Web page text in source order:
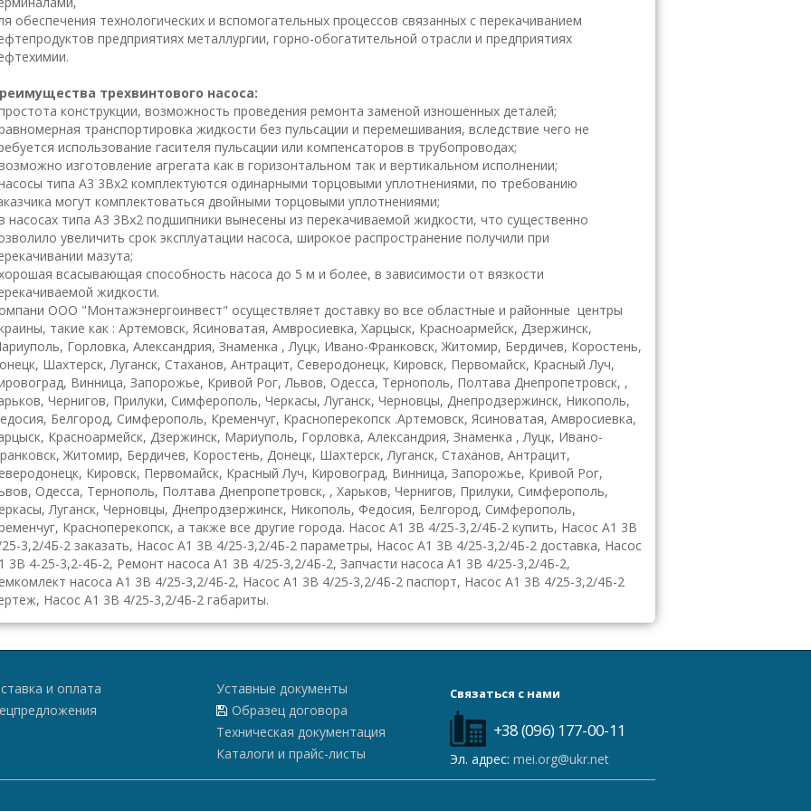
обеспечения технологических и вспомогательных процессов связанных с перекачиванием
предприятиях металлургии, горно-обогатительной отрасли и предприятиях
трехвинтового насоса:
конструкции, возможность проведения ремонта заменой изношенных деталей;
транспортировка жидкости без пульсации и перемешивания, вследствие чего не
использование гасителя пульсации или компенсаторов в трубопроводах;
изготовление агрегата как в горизонтальном так и вертикальном исполнении;
типа А3 3Вх2 комплектуются одинарными торцовыми уплотнениями, по требованию
могут комплектоваться двойными торцовыми уплотнениями;
насосах типа А3 3Вх2 подшипники вынесены из перекачиваемой жидкости, что существенно
увеличить срок эксплуатации насоса, широкое распространение получили при
мазута;
всасывающая способность насоса до 5 м и более, в зависимости от вязкости
жидкости.
ООО "Монтажэнергоинвест" осуществляет доставку во все областные и районные центры
такие как : Артемовск, Ясиноватая, Амвросиевка, Харцыск, Красноармейск, Дзержинск,
Горловка, Александрия, Знаменка , Луцк, Ивано-Франковск, Житомир, Бердичев, Коростень,
Шахтерск, Луганск, Стаханов, Антрацит, Северодонецк, Кировск, Первомайск, Красный Луч,
Винница, Запорожье, Кривой Рог, Львов, Одесса, Тернополь, Полтава Днепропетровск, ,
Чернигов, Прилуки, Симферополь, Черкасы, Луганск, Черновцы, Днепродзержинск, Никополь,
Белгород, Симферополь, Кременчуг, Красноперекопск .Артемовск, Ясиноватая, Амвросиевка,
Красноармейск, Дзержинск, Мариуполь, Горловка, Александрия, Знаменка , Луцк, Ивано-
Житомир, Бердичев, Коростень, Донецк, Шахтерск, Луганск, Стаханов, Антрацит,
Кировск, Первомайск, Красный Луч, Кировоград, Винница, Запорожье, Кривой Рог,
Одесса, Тернополь, Полтава Днепропетровск, , Харьков, Чернигов, Прилуки, Симферополь,
Луганск, Черновцы, Днепродзержинск, Никополь, Федосия, Белгород, Симферополь,
Красноперекопск, а также все другие города. Насос А1 3В 4/25-3,2/4Б-2 купить, Насос А1 3В
3,2/4Б-2 заказать, Насос А1 3В 4/25-3,2/4Б-2 параметры, Насос А1 3В 4/25-3,2/4Б-2 доставка, Насос
3В 4-25-3,2-4Б-2, Ремонт насоса А1 3В 4/25-3,2/4Б-2, Запчасти насоса А1 3В 4/25-3,2/4Б-2,
насоса А1 3В 4/25-3,2/4Б-2, Насос А1 3В 4/25-3,2/4Б-2 паспорт, Насос А1 3В 4/25-3,2/4Б-2
Насос А1 3В 4/25-3,2/4Б-2 габариты.
и оплата
Уставные документы
Образец договора
Техническая документация
Каталоги и прайс-листы
Связаться с нами
+38 (096) 177-00-11
Эл. адрес: mei.org@ukr.net